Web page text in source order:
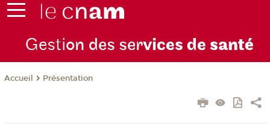
Gestion des services de santé
Accueil Présentation